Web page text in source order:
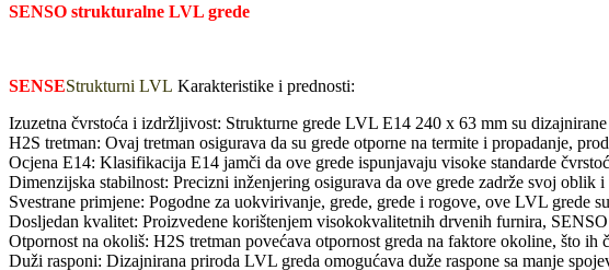
SENSO strukturalne LVL grede
SENSEStrukturni LVL Karakteristike i prednosti:
Izuzetna čvrstoća i izdržljivost: Strukturne grede LVL E14 240 x 63 mm su
H2S tretman: Ovaj tretman osigurava da su grede otporne na termite i propadanje,
Ocjena E14: Klasifikacija E14 jamči da ove grede ispunjavaju visoke standarde
Dimenzijska stabilnost: Precizni inženjering osigurava da ove grede zadrže svoj
Svestrane primjene: Pogodne za uokvirivanje, grede, grede i rogove, ove LVL grede
Dosljedan kvalitet: Proizvedene korištenjem visokokvalitetnih drvenih furnira,
Otpornost na okoliš: H2S tretman povećava otpornost greda na faktore okoline, što
Duži rasponi: Dizajnirana priroda LVL greda omogućava duže raspone sa manje